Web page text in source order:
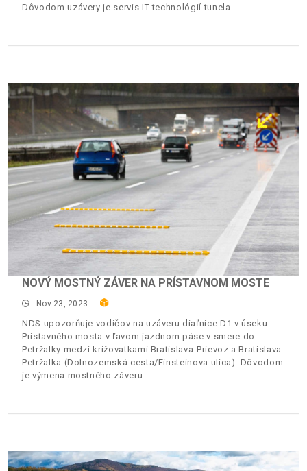
Dôvodom uzávery je servis IT technológií tunela.
NOVÝ MOSTNÝ ZÁVER NA PRÍSTAVNOM MOSTE
Nov 23, 2023
NDS upozorňuje vodičov na uzáveru diaľnice D1 v úseku
Prístavného mosta v ľavom jazdnom páse v smere do
Petržalky medzi križovatkami Bratislava-Prievoz a Bratislava-
Petržalka (Dolnozemská cesta/Einsteinova ulica). Dôvodom
je výmena mostného záveru.